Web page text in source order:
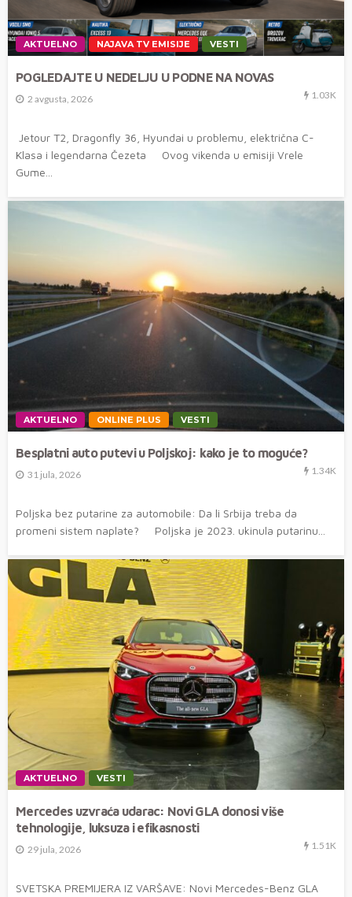
AKTUELNO NAJAVA TV EMISIJE VESTI
POGLEDAJTE U NEDELJU U PODNE NA NOVAS
2 avgusta, 2026 1.03K
Jetour T2, Dragonfly 36, Hyundai u problemu, električna C-
Klasa i legendarna Čezeta Ovog vikenda u emisiji Vrele
Gume...
AKTUELNO ONLINE PLUS VESTI
Besplatni auto putevi u Poljskoj: kako je to moguće?
31 jula, 2026 1.34K
Poljska bez putarine za automobile: Da li Srbija treba da
promeni sistem naplate? Poljska je 2023. ukinula putarinu...
AKTUELNO VESTI
Mercedes uzvraća udarac: Novi GLA donosi više
tehnologije, luksuza i efikasnosti
29 jula, 2026 1.51K
SVETSKA PREMIJERA IZ VARŠAVE: Novi Mercedes-Benz GLA